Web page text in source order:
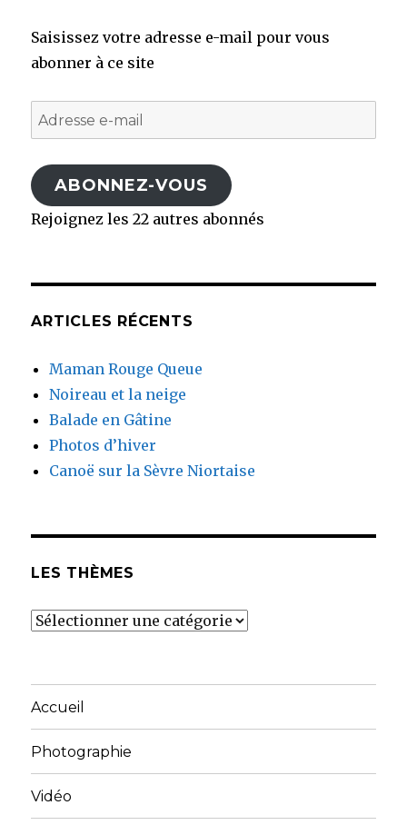
Saisissez votre adresse e-mail pour vous
abonner à ce site
Adresse
e-
mail
ABONNEZ-VOUS
Rejoignez les 22 autres abonnés
ARTICLES RÉCENTS
Maman Rouge Queue
Noireau et la neige
Balade en Gâtine
Photos d’hiver
Canoë sur la Sèvre Niortaise
LES THÈMES
Les
Accueil
Photographie
Vidéo